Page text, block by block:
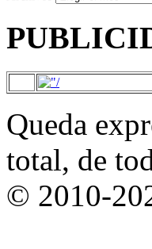
Queda
total, de
© 2010-